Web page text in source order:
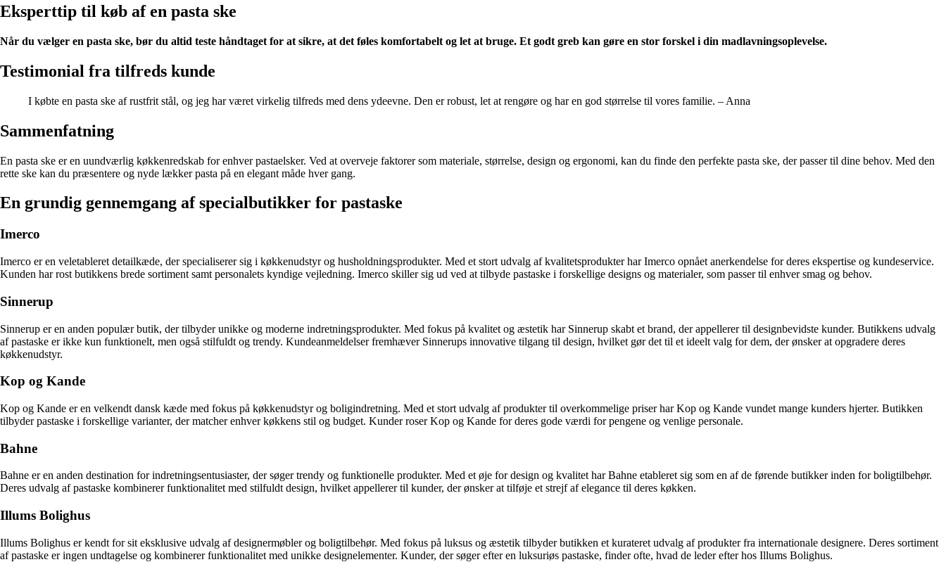
Eksperttip til køb af en pasta ske
Når du vælger en pasta ske, bør du altid teste håndtaget for at sikre, at det føles komfortabelt og let at bruge. Et godt greb kan gøre en stor forskel i din madlavningsoplevelse.
Testimonial fra tilfreds kunde
I købte en pasta ske af rustfrit stål, og jeg har været virkelig tilfreds med dens ydeevne. Den er robust, let at rengøre og har en god størrelse til vores familie. – Anna
Sammenfatning
En pasta ske er en uundværlig køkkenredskab for enhver pastaelsker. Ved at overveje faktorer som materiale, størrelse, design og ergonomi, kan du finde den perfekte pasta ske, der passer til dine behov. Med den
rette ske kan du præsentere og nyde lækker pasta på en elegant måde hver gang.
En grundig gennemgang af specialbutikker for pastaske
Imerco
Imerco er en veletableret detailkæde, der specialiserer sig i køkkenudstyr og husholdningsprodukter. Med et stort udvalg af kvalitetsprodukter har Imerco opnået anerkendelse for deres ekspertise og kundeservice.
Kunden har rost butikkens brede sortiment samt personalets kyndige vejledning. Imerco skiller sig ud ved at tilbyde pastaske i forskellige designs og materialer, som passer til enhver smag og behov.
Sinnerup
Sinnerup er en anden populær butik, der tilbyder unikke og moderne indretningsprodukter. Med fokus på kvalitet og æstetik har Sinnerup skabt et brand, der appellerer til designbevidste kunder. Butikkens udvalg
af pastaske er ikke kun funktionelt, men også stilfuldt og trendy. Kundeanmeldelser fremhæver Sinnerups innovative tilgang til design, hvilket gør det til et ideelt valg for dem, der ønsker at opgradere deres
køkkenudstyr.
Kop og Kande
Kop og Kande er en velkendt dansk kæde med fokus på køkkenudstyr og boligindretning. Med et stort udvalg af produkter til overkommelige priser har Kop og Kande vundet mange kunders hjerter. Butikken
tilbyder pastaske i forskellige varianter, der matcher enhver køkkens stil og budget. Kunder roser Kop og Kande for deres gode værdi for pengene og venlige personale.
Bahne
Bahne er en anden destination for indretningsentusiaster, der søger trendy og funktionelle produkter. Med et øje for design og kvalitet har Bahne etableret sig som en af de førende butikker inden for boligtilbehør.
Deres udvalg af pastaske kombinerer funktionalitet med stilfuldt design, hvilket appellerer til kunder, der ønsker at tilføje et strejf af elegance til deres køkken.
Illums Bolighus
Illums Bolighus er kendt for sit eksklusive udvalg af designermøbler og boligtilbehør. Med fokus på luksus og æstetik tilbyder butikken et kurateret udvalg af produkter fra internationale designere. Deres sortiment
af pastaske er ingen undtagelse og kombinerer funktionalitet med unikke designelementer. Kunder, der søger efter en luksuriøs pastaske, finder ofte, hvad de leder efter hos Illums Bolighus.